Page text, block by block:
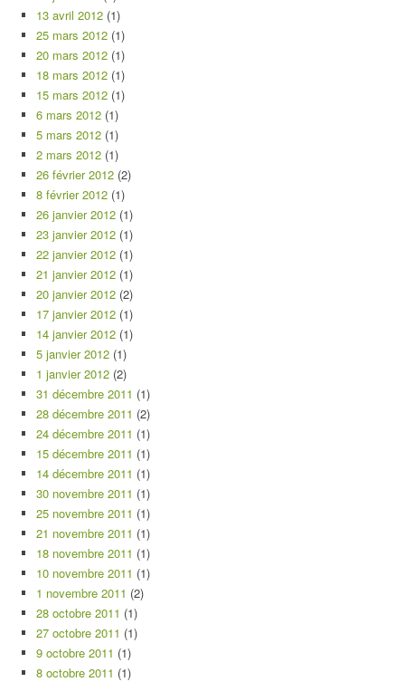
13 avril 2012 (1)
25 mars 2012 (1)
20 mars 2012 (1)
18 mars 2012 (1)
15 mars 2012 (1)
6 mars 2012 (1)
5 mars 2012 (1)
2 mars 2012 (1)
26 février 2012 (2)
8 février 2012 (1)
26 janvier 2012 (1)
23 janvier 2012 (1)
22 janvier 2012 (1)
21 janvier 2012 (1)
20 janvier 2012 (2)
17 janvier 2012 (1)
14 janvier 2012 (1)
5 janvier 2012 (1)
1 janvier 2012 (2)
31 décembre 2011 (1)
28 décembre 2011 (2)
24 décembre 2011 (1)
15 décembre 2011 (1)
14 décembre 2011 (1)
30 novembre 2011 (1)
25 novembre 2011 (1)
21 novembre 2011 (1)
18 novembre 2011 (1)
10 novembre 2011 (1)
1 novembre 2011 (2)
28 octobre 2011 (1)
27 octobre 2011 (1)
9 octobre 2011 (1)
8 octobre 2011 (1)